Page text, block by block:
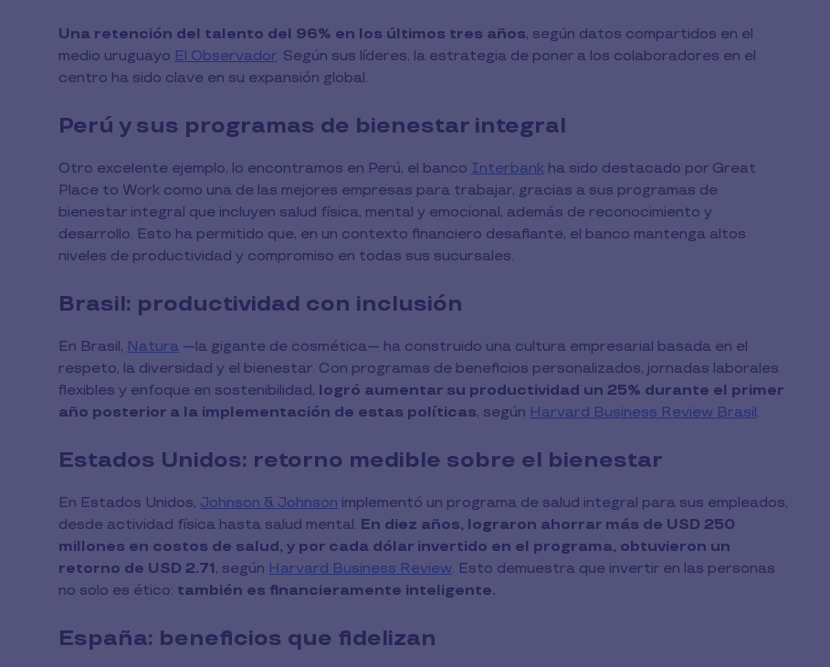
Una retención del talento del 96% en los últimos tres años, según datos compartidos en el
medio uruguayo El Observador. Según sus líderes, la estrategia de poner a los colaboradores en el
centro ha sido clave en su expansión global.
Perú y sus programas de bienestar integral
Otro excelente ejemplo, lo encontramos en Perú, el banco Interbank ha sido destacado por Great
Place to Work como una de las mejores empresas para trabajar, gracias a sus programas de
bienestar integral que incluyen salud física, mental y emocional, además de reconocimiento y
desarrollo. Esto ha permitido que, en un contexto financiero desafiante, el banco mantenga altos
niveles de productividad y compromiso en todas sus sucursales.
Brasil: productividad con inclusión
En Brasil, Natura —la gigante de cosmética— ha construido una cultura empresarial basada en el
respeto, la diversidad y el bienestar. Con programas de beneficios personalizados, jornadas laborales
flexibles y enfoque en sostenibilidad, logró aumentar su productividad un 25% durante el primer
año posterior a la implementación de estas políticas, según Harvard Business Review Brasil.
Estados Unidos: retorno medible sobre el bienestar
En Estados Unidos, Johnson & Johnson implementó un programa de salud integral para sus empleados,
desde actividad física hasta salud mental. En diez años, lograron ahorrar más de USD 250
millones en costos de salud, y por cada dólar invertido en el programa, obtuvieron un
retorno de USD 2.71, según Harvard Business Review. Esto demuestra que invertir en las personas
no solo es ético: también es financieramente inteligente.
España: beneficios que fidelizan